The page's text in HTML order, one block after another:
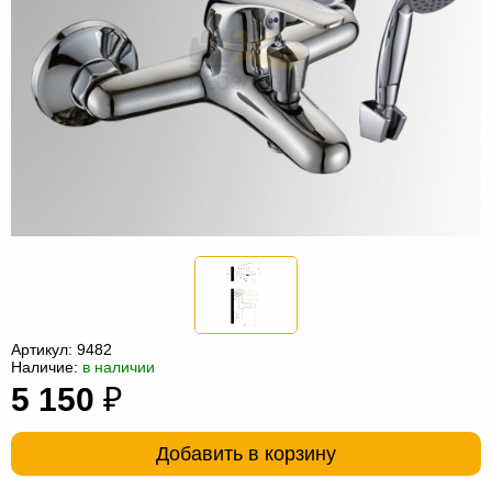
гостиную
для
прихожей
Столы
Комоды
мешки
Мебель
из
Садовая
Артикул: 9482
Наличие: в наличии
5 150 ₽
Добавить в корзину